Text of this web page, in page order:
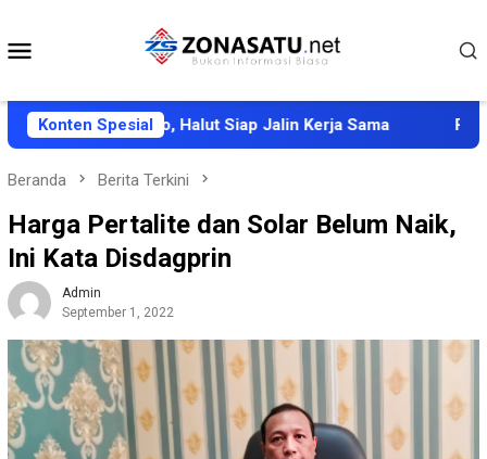
konten
Konten Spesial
Dukono, Halut Siap Jalin Kerja Sama Pemkab
Beranda Berita Terkini
Harga Pertalite dan Solar Belum Naik,
Ini Kata Disdagprin
Admin
September 1, 2022